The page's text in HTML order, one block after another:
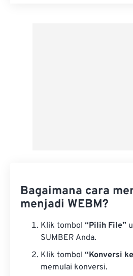
Bagaimana cara
menjadi WEBM?
Klik tombol “Pilih File”
SUMBER Anda.
Klik tombol “Konversi
memulai konversi.